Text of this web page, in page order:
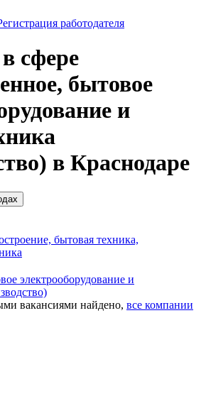
работодателя
сфере
бытовое
и
в Краснодаре
бытовая техника,
электрооборудование и
вакансиями найдено, все компании